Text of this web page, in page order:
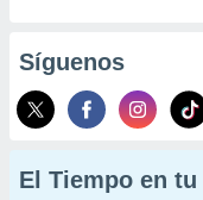
Síguenos
El Tiempo en tu